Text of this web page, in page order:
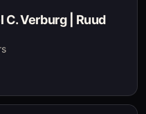
C. Verburg | Ruud